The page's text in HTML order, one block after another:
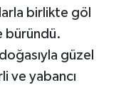
birlikte göl
büründü.
güzel
ve yabancı